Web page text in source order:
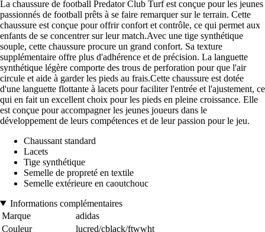
La chaussure de football Predator Club Turf est conçue pour les jeunes
passionnés de football prêts à se faire remarquer sur le terrain. Cette
chaussure est conçue pour offrir confort et contrôle, ce qui permet aux
enfants de se concentrer sur leur match.Avec une tige synthétique
souple, cette chaussure procure un grand confort. Sa texture
supplémentaire offre plus d'adhérence et de précision. La languette
synthétique légère comporte des trous de perforation pour que l'air
circule et aide à garder les pieds au frais.Cette chaussure est dotée
d'une languette flottante à lacets pour faciliter l'entrée et l'ajustement, ce
qui en fait un excellent choix pour les pieds en pleine croissance. Elle
est conçue pour accompagner les jeunes joueurs dans le
développement de leurs compétences et de leur passion pour le jeu.
Chaussant standard
Lacets
Tige synthétique
Semelle de propreté en textile
Semelle extérieure en caoutchouc
Informations complémentaires
Marque
adidas
Couleur
lucred/cblack/ftwwht